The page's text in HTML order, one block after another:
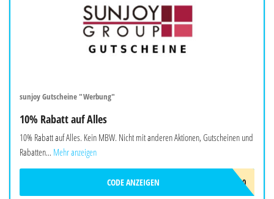
sunjoy Gutscheine "Werbung"
10% Rabatt auf Alles
10% Rabatt auf Alles. Kein MBW. Nicht mit anderen Aktionen, Gutscheinen und
Rabatten... Mehr anzeigen
SUNJOYEU10
CODE ANZEIGEN